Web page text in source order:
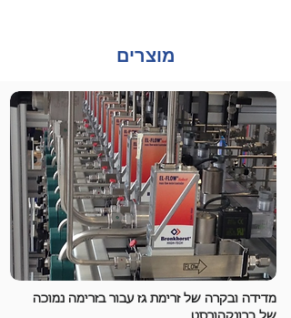
מוצרים
מדידה ובקרה של זרימת גז עבור בזרימה נמוכה